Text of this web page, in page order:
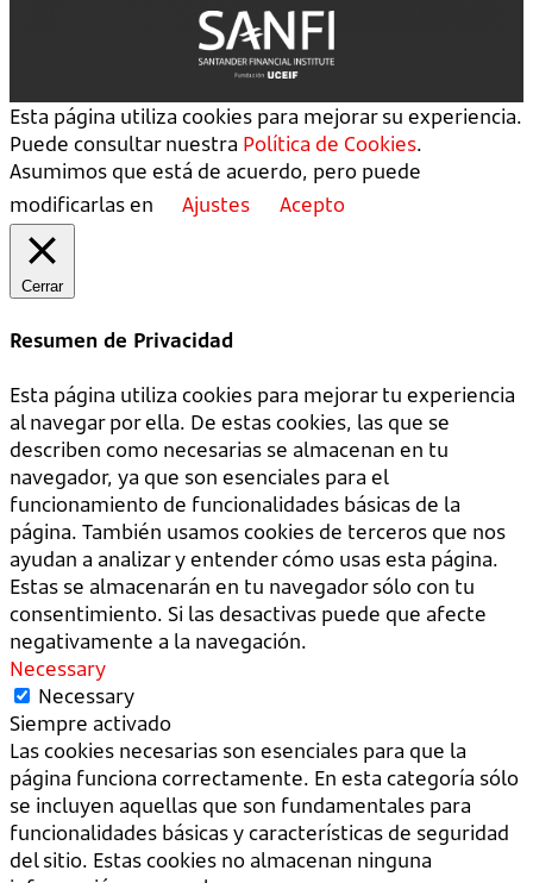
Esta página utiliza cookies para mejorar su experiencia.
Puede consultar nuestra Política de Cookies.
Asumimos que está de acuerdo, pero puede
modificarlas en
Ajustes Acepto
Cerrar
Resumen de Privacidad
Esta página utiliza cookies para mejorar tu experiencia
al navegar por ella. De estas cookies, las que se
describen como necesarias se almacenan en tu
navegador, ya que son esenciales para el
funcionamiento de funcionalidades básicas de la
página. También usamos cookies de terceros que nos
ayudan a analizar y entender cómo usas esta página.
Estas se almacenarán en tu navegador sólo con tu
consentimiento. Si las desactivas puede que afecte
negativamente a la navegación.
Necessary
Necessary
Siempre activado
Las cookies necesarias son esenciales para que la
página funciona correctamente. En esta categoría sólo
se incluyen aquellas que son fundamentales para
funcionalidades básicas y características de seguridad
del sitio. Estas cookies no almacenan ninguna